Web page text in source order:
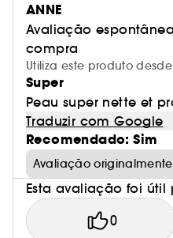
ANNE
Avaliação
compra
Utiliza este produto desde
Super
Peau super nette et
Traduzir com Google
Recomendado: Sim
Avaliação
Esta avaliação foi útil
0